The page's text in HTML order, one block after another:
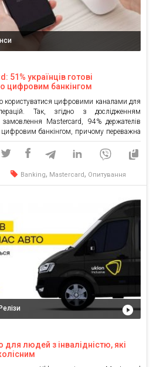
українців готові
цифровим банкінгом
користуватися цифровими каналами для
Так, згідно з дослідженням
Mastercard, 94% держателів
цифровим банкінгом, причому переважна
перевагу саме мобільним застосункам.
українців (51%) стверджує, що в
перейти у диджитал-банкінг, […]
Banking, Mastercard, Опитування
для людей з інвалідністю, які